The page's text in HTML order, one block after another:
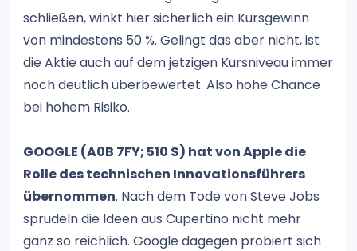
schließen, winkt hier sicherlich ein Kursgewinn
von mindestens 50 %. Gelingt das aber nicht, ist
die Aktie auch auf dem jetzigen Kursniveau immer
noch deutlich überbewertet. Also hohe Chance
bei hohem Risiko.
GOOGLE (A0B 7FY; 510 $) hat von Apple die
Rolle des technischen Innovationsführers
übernommen. Nach dem Tode von Steve Jobs
sprudeln die Ideen aus Cupertino nicht mehr
ganz so reichlich. Google dagegen probiert sich